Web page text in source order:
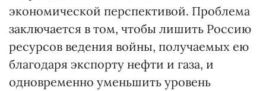
экономической перспективой. Проблема
заключается в том, чтобы лишить Россию
ресурсов ведения войны, получаемых ею
благодаря экспорту нефти и газа, и
одновременно уменьшить уровень